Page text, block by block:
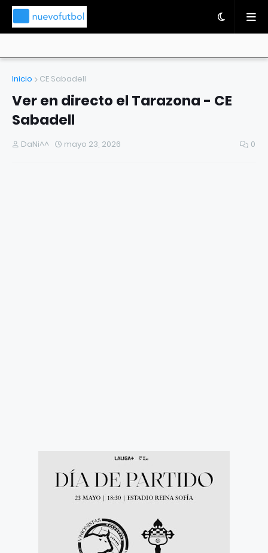
Inicio CE Sabadell
Ver en directo el Tarazona - CE
Sabadell
DaNi^^ mayo 23, 2026 0